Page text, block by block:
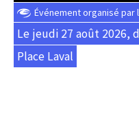
Événement organisé par
Le jeudi 27 août 2026,
Place Laval